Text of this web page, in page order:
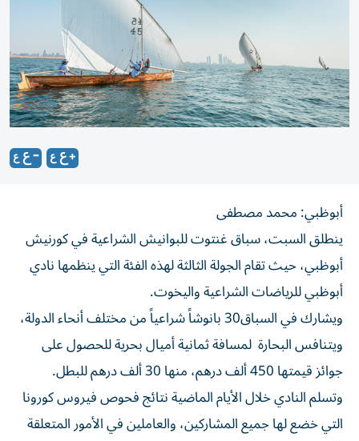
أبوظبي: محمد مصطفى
ينطلق السبت، سباق غنتوت للبوانيش الشراعية في كورنيش
أبوظبي، حيث تقام الجولة الثالثة لهذه الفئة التي ينظمها نادي
أبوظبي للرياضات الشراعية واليخوت.
ويشارك في السباق30 بانوشاً شراعياً من مختلف أنحاء الدولة،
ويتنافس البحارة لمسافة ثمانية أميال بحرية للحصول على
جوائز قيمتها 450 ألف درهم، منها 30 ألف درهم للبطل.
وتسلم النادي خلال الأيام الماضية نتائج فحوص فيروس كورونا
التي خضع لها جميع المشاركين، والعاملين في الأمور المتعلقة